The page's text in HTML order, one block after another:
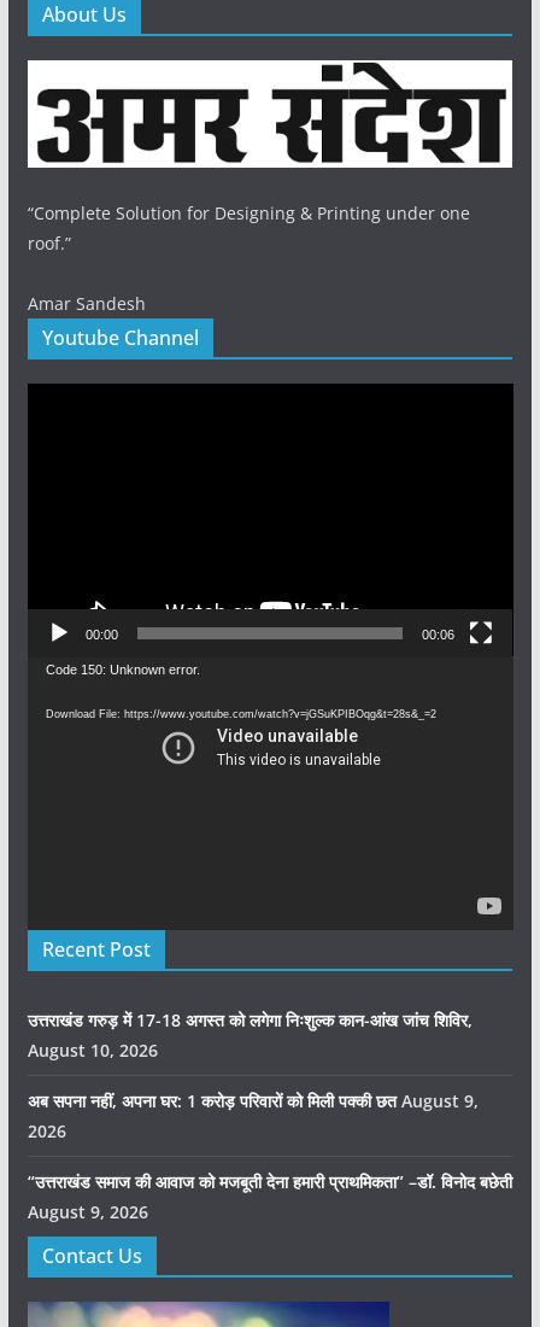
About Us
“Complete Solution for Designing & Printing under one
roof.”
Amar Sandesh
Youtube Channel
00:00 00:06
Video
Code 150: Unknown error.
Download File: https://www.youtube.com/watch?v=jGSuKPIBOqg&t=28s&_=2
Recent Post
उत्तराखंड गरुड़ में 17-18 अगस्त को लगेगा निःशुल्क कान-आंख जांच शिविर,
August 10, 2026
अब सपना नहीं, अपना घर: 1 करोड़ परिवारों को मिली पक्की छत August 9,
2026
“उत्तराखंड समाज की आवाज को मजबूती देना हमारी प्राथमिकता” –डॉ. विनोद बछेती
August 9, 2026
Contact Us